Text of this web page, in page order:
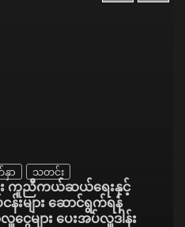
ာ သတင်း
း ကူညီကယ်ဆယ်ရေးနှင့်
းများ ဆောင်ရွက်ရန်
များ ပေးအပ်လှူဒါန်း